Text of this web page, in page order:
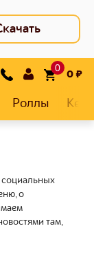
0
0₽
Роллы
социальных
о
там,